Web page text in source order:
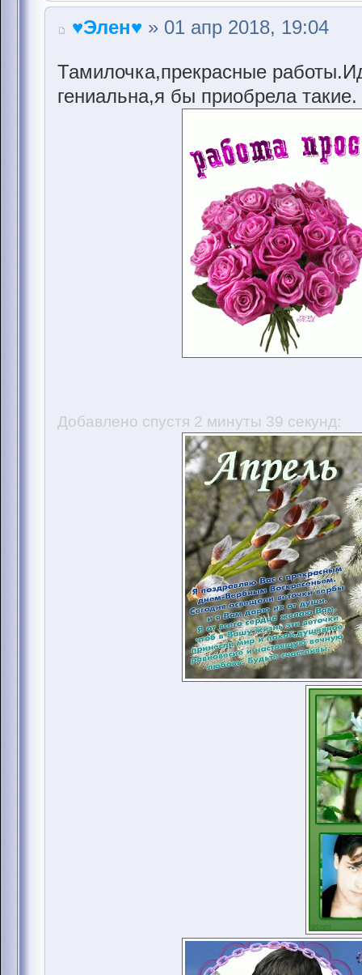
♥Элен♥ » 01 апр 2018, 19:04
Тамилочка,прекрасные
гениальна,я бы приобрела такие.
Добавлено спустя 2 минуты 39 секунд: